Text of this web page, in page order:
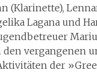
(Klarinette),
Lagana und
vergangenen
der